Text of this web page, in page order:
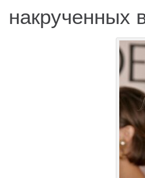
накрученных